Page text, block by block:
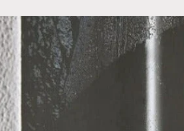
informazioni
sul
prodotto